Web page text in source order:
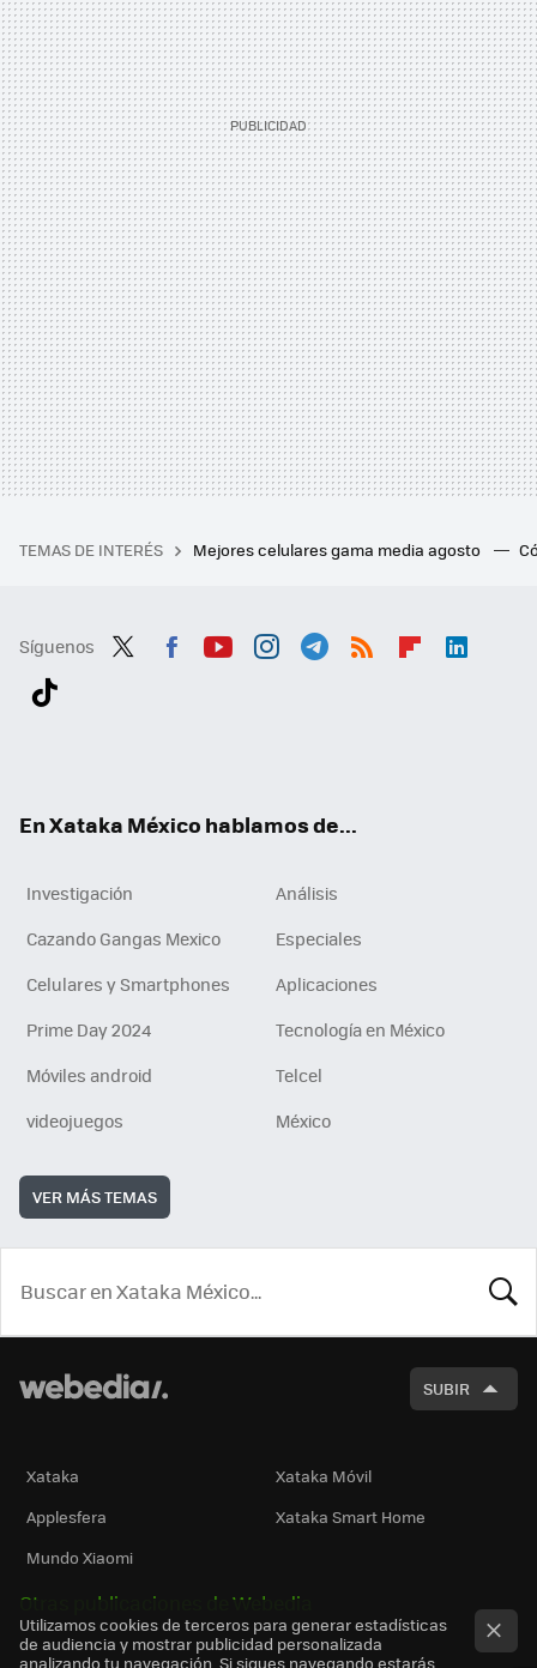
TEMAS DE INTERÉS Mejores celulares gama media agosto
Síguenos
En Xataka México hablamos de...
Investigación
Análisis
Cazando Gangas Mexico
Especiales
Celulares y Smartphones
Aplicaciones
Prime Day 2024
Tecnología en México
Móviles android
Telcel
videojuegos
México
VER MÁS TEMAS
SUBIR
Xataka
Xataka Móvil
Applesfera
Xataka Smart Home
Mundo Xiaomi
Otras publicaciones de Webedia
Utilizamos cookies de terceros para generar estadísticas
de audiencia y mostrar publicidad personalizada
analizando tu navegación. Si sigues navegando estarás